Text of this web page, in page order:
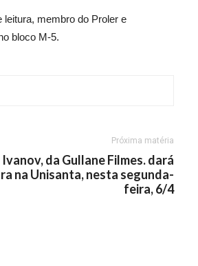
membro do Proler e
bloco M-5.
Próxima matéria
da Gullane Filmes. dará
na Unisanta, nesta segunda-
feira, 6/4